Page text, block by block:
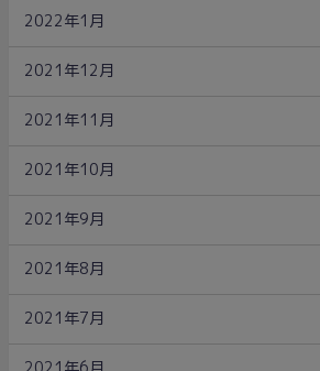
2022年1月
2021年12月
2021年11月
2021年10月
2021年9月
2021年8月
2021年7月